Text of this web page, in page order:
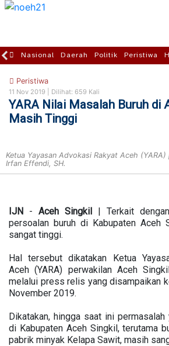
Nasional Daerah Politik Peristiwa
Peristiwa
11 Nov 2019 | Dilihat: 659 Kali
YARA Nilai Masalah Buruh di
Masih Tinggi
Ketua Yayasan Advokasi Rakyat Aceh
Irfan Effendi, SH.
IJN - Aceh Singkil | Terkait
persoalan buruh di Kabupaten Aceh
sangat tinggi.
Hal tersebut dikatakan Ketua
Aceh (YARA) perwakilan Aceh
melalui press relis yang disampaikan
November 2019.
Dikatakan, hingga saat ini permasalah
di Kabupaten Aceh Singkil, terutama
pabrik minyak Kelapa Sawit, masih